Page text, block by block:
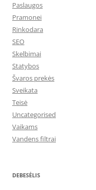
Paslaugos
Pramonei
Rinkodara
SEO
Skelbimai
Statybos
Švaros prekės
Sveikata
Teisė
Uncategorised
Vaikams
Vandens filtrai
DEBESĖLIS